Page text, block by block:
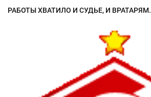
РАБОТЫ ХВАТИЛО И СУДЬЕ, И ВРАТАРЯМ.